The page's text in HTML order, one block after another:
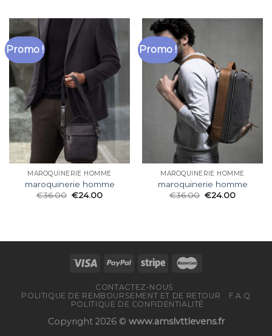
Promo !
MAROQUINERIE HOMME
maroquinerie homme
€36.00 €24.00
Promo !
MAROQUINERIE HOMME
maroquinerie homme
€36.00 €24.00
CONTACTEZ-NOUS
POLITIQUE DE REMBOURSEMENT ET DE RETOUR
F.A.Q
POLITIQUE DE CONFIDENTIALITÉ
Copyright 2026 © www.amslvttlevens.fr